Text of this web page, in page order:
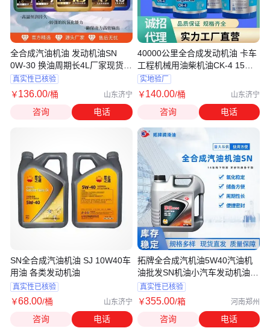
全合成汽油机油 发动机油SN
0W-30 换油周期长4L厂家现货可
出口
真实性已核验
￥136.00/桶 山东济宁
咨询 电话
SN全合成汽油机油 SJ 10W40车
用油 各类发动机油
真实性已核验
￥68.00/桶 山东济宁
咨询 电话
40000公里全合成发动机油 卡车
工程机械用油柴机油CK-4 15W-
40
实地验厂
￥140.00/桶 山东济宁
咨询 电话
拓牌全合成汽机油5W40汽油机
油批发SN机油小汽车发动机油生
产厂家
真实性已核验
￥355.00/箱 河南郑州
咨询 电话